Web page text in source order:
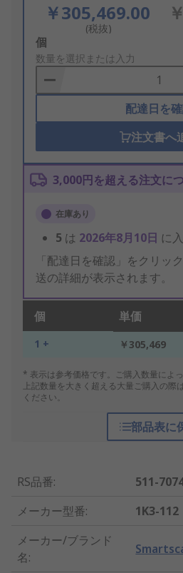
￥305,469.00
(税抜)
Add
to
Basket
個
数量を選択または入力
配達日を
注文書へ
3,000円を超える注文に
在庫あり
5 は 2026年8月10日 に
「配達日を確認」をクリッ
送の詳細が表示されます。
個 単価
1 + ￥305,469
* 表示は参考価格です。ご購入数量によ
上記数量を大きく超える大量ご購入の際
ください。
部品表に
RS品番:
511-
メーカー型番:
1K3-112
メーカー/ブランド
名: